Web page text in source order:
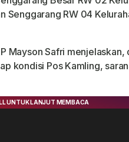
Senggarang RW 04
Mayson Safri
kondisi Pos Kamling,